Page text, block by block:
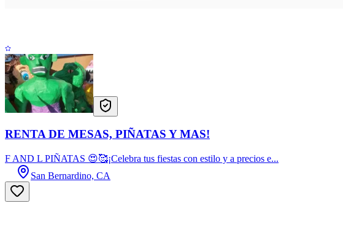
RENTA DE MESAS, PIÑATAS Y MAS!
F AND L PIÑATAS 😍🥰¡Celebra tus fiestas con estilo y a precios e...
San Bernardino, CA